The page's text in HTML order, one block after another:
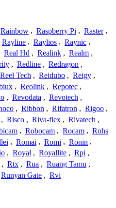
Rainbow , Raspberry Pi , Raster ,
Rayline , Raylios , Raynic ,
Real Hd , Realink , Realm ,
, Redline , Redragon ,
Reel Tech , Reidubo , Reigy ,
, Reolink , Repotec ,
, Revodata , Revotech ,
, Ribbon , Rifatron , Rigoo ,
, Risco , Riva-flex , Rivatech ,
, Robocam , Rocam , Rohs
, Romai , Romi , Ronin ,
, Royal , Royallite , Rpi ,
, Rtx , Rua , Ruang Tamu ,
Runyan Gate , Rvi